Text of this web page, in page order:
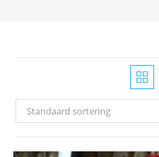
Standaard sortering